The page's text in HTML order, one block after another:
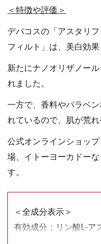
＜特徴や評価＞
デパコスの「アスタリ
フィルト」は、美白効
新たにナノオリザノー
れました。
一方で、香料やパラベ
れているので、肌が荒
公式オンラインショッ
場、イトーヨーカドー
す。
＜全成分表示＞
有効成分：リン酸L-ア